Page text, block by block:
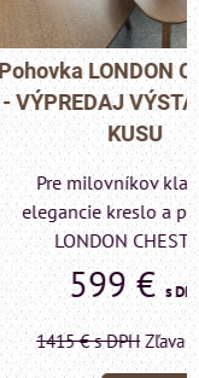
Pohovka LONDON
- VÝPREDAJ
KUSU
Pre milovníkov
elegancie kreslo a
LONDON
599 €s
1415 €s DPH Zľava